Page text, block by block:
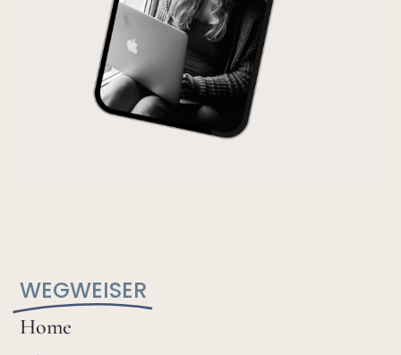
WEGWEISER
Home